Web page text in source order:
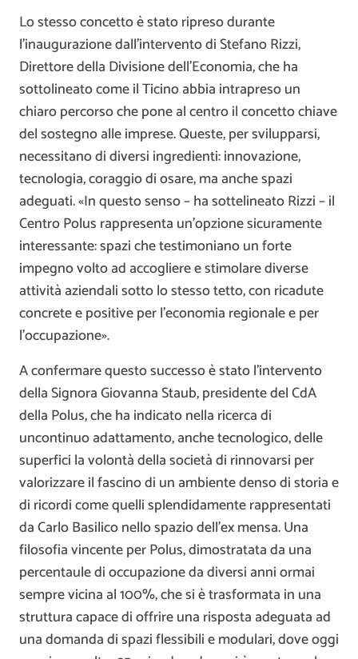
Lo stesso concetto è stato ripreso durante
l’inaugurazione dall’intervento di Stefano Rizzi,
Direttore della Divisione dell’Economia, che ha
sottolineato come il Ticino abbia intrapreso un
chiaro percorso che pone al centro il concetto chiave
del sostegno alle imprese. Queste, per svilupparsi,
necessitano di diversi ingredienti: innovazione,
tecnologia, coraggio di osare, ma anche spazi
adeguati. «In questo senso – ha sottelineato Rizzi – il
Centro Polus rappresenta un’opzione sicuramente
interessante: spazi che testimoniano un forte
impegno volto ad accogliere e stimolare diverse
attività aziendali sotto lo stesso tetto, con ricadute
concrete e positive per l’economia regionale e per
l’occupazione».
A confermare questo successo è stato l’intervento
della Signora Giovanna Staub, presidente del CdA
della Polus, che ha indicato nella ricerca di
uncontinuo adattamento, anche tecnologico, delle
superfici la volontà della società di rinnovarsi per
valorizzare il fascino di un ambiente denso di storia e
di ricordi come quelli splendidamente rappresentati
da Carlo Basilico nello spazio dell’ex mensa. Una
filosofia vincente per Polus, dimostratata da una
percentaule di occupazione da diversi anni ormai
sempre vicina al 100%, che si è trasformata in una
struttura capace di offrire una risposta adeguata ad
una domanda di spazi flessibili e modulari, dove oggi